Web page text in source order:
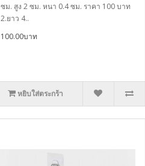
ซม. สูง 2 ซม. หนา 0.4 ซม. ราคา 100 บาท
2.ยาว 4..
100.00บาท
หยิบใส่ตระกร้า